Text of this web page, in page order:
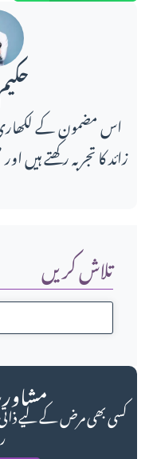
تلاش کریں
کسی بھی مرض کے لیے
زائد کا تجربہ رکھتے